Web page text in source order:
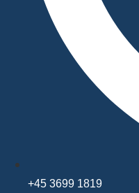
+45 3699 1819